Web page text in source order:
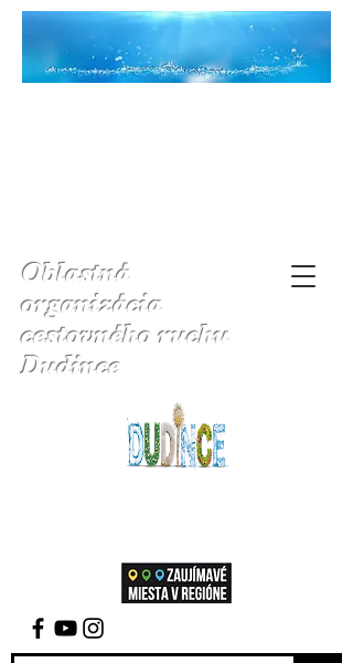
Oblastná
organizácia
cestovného ruchu
Dudince